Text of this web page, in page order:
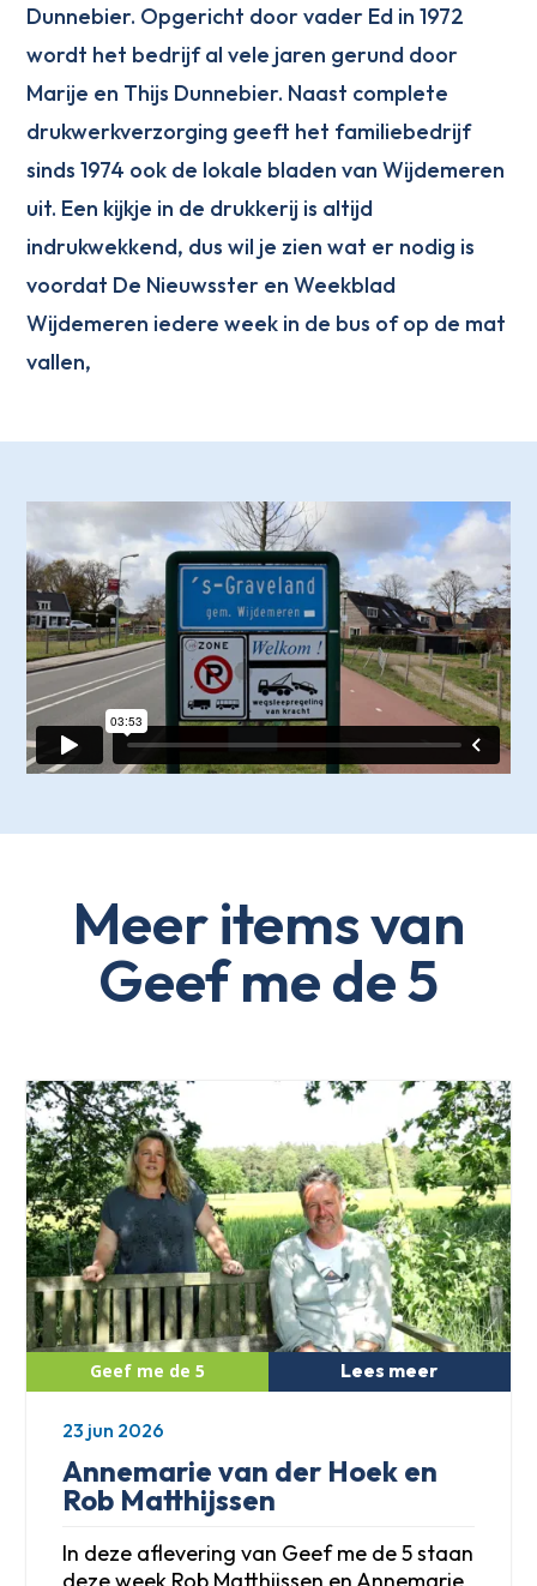
Dunnebier. Opgericht door vader Ed in 1972
wordt het bedrijf al vele jaren gerund door
Marije en Thijs Dunnebier. Naast complete
drukwerkverzorging geeft het familiebedrijf
sinds 1974 ook de lokale bladen van Wijdemeren
uit. Een kijkje in de drukkerij is altijd
indrukwekkend, dus wil je zien wat er nodig is
voordat De Nieuwsster en Weekblad
Wijdemeren iedere week in de bus of op de mat
vallen,
Meer items van
Geef me de 5
Annemarie van der Hoek en
Rob Matthijssen
In deze aflevering van Geef me de 5 staan
Lees meer
23 jun 2026